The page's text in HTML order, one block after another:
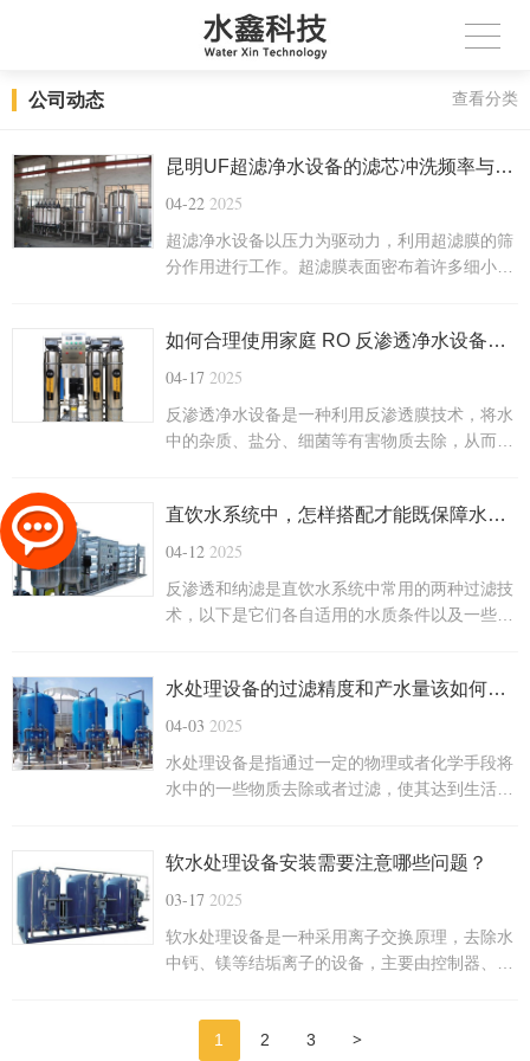
公司动态 查看分类
昆明UF超滤净水设备的滤芯冲洗频率与维护周期该如何...
04-22 2025
超滤净水设备以压力为驱动力，利用超滤膜的筛
分作用进行工作。超滤膜表面密布着许多细小的
芯冲洗频率与维护周期科学设定的方法：
如何合理使用家庭 RO 反渗透净水设备，提升水资源利...
04-17 2025
反渗透净水设备是一种利用反渗透膜技术，将水
中的杂质、盐分、细菌等有害物质去除，从而获
减少废水产生量、提升水资源利用率的方法：直饮水系统中，怎样搭配才能既保障水质又降低成本？...
04-12 2025
反渗透和纳滤是直饮水系统中常用的两种过滤技
术，以下是它们各自适用的水质条件以及一些搭
水处理设备的过滤精度和产水量该如何规划，平衡成本...
04-03 2025
水处理设备是指通过一定的物理或者化学手段将
水中的一些物质去除或者过滤，使其达到生活、
用场景下，水处理设备过滤精度和产水量的规划
方法，以及如何平衡成本与需求：
软水处理设备安装需要注意哪些问题？
03-17 2025
软水处理设备是一种采用离子交换原理，去除水
中钙、镁等结垢离子的设备，主要由控制器、树
题，以确保设备的正常运行和长期稳定性。以下
1 2 3 >